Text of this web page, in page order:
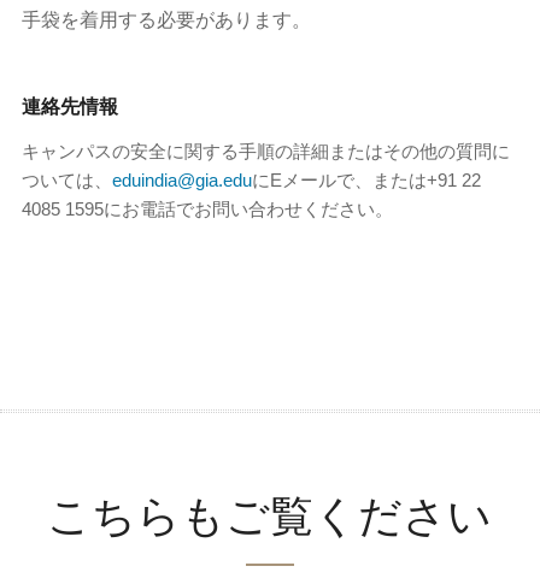
手袋を着用する必要があります。
連絡先情報
キャンパスの安全に関する手順の詳細またはその他の質問に
ついては、 eduindia@gia.eduにEメールで、または+91 22
4085 1595にお電話でお問い合わせください。
こちらもご覧ください